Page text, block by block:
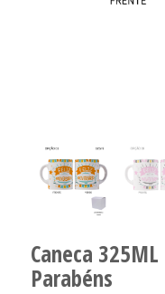
Caneca
Parabéns